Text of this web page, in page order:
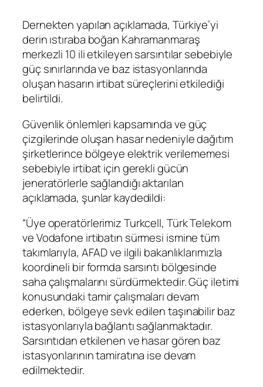
Dernekten yapılan açıklamada, Türkiye’yi
derin ıstıraba boğan Kahramanmaraş
merkezli 10 ili etkileyen sarsıntılar sebebiyle
güç sınırlarında ve baz istasyonlarında
oluşan hasarın irtibat süreçlerini etkilediği
belirtildi.
Güvenlik önlemleri kapsamında ve güç
çizgilerinde oluşan hasar nedeniyle dağıtım
şirketlerince bölgeye elektrik verilememesi
sebebiyle irtibat için gerekli gücün
jeneratörlerle sağlandığı aktarılan
açıklamada, şunlar kaydedildi:
“Üye operatörlerimiz Turkcell, Türk Telekom
ve Vodafone irtibatın sürmesi ismine tüm
takımlarıyla, AFAD ve ilgili bakanlıklarımızla
koordineli bir formda sarsıntı bölgesinde
saha çalışmalarını sürdürmektedir. Güç iletimi
konusundaki tamir çalışmaları devam
ederken, bölgeye sevk edilen taşınabilir baz
istasyonlarıyla bağlantı sağlanmaktadır.
Sarsıntıdan etkilenen ve hasar gören baz
istasyonlarının tamiratına ise devam
edilmektedir.